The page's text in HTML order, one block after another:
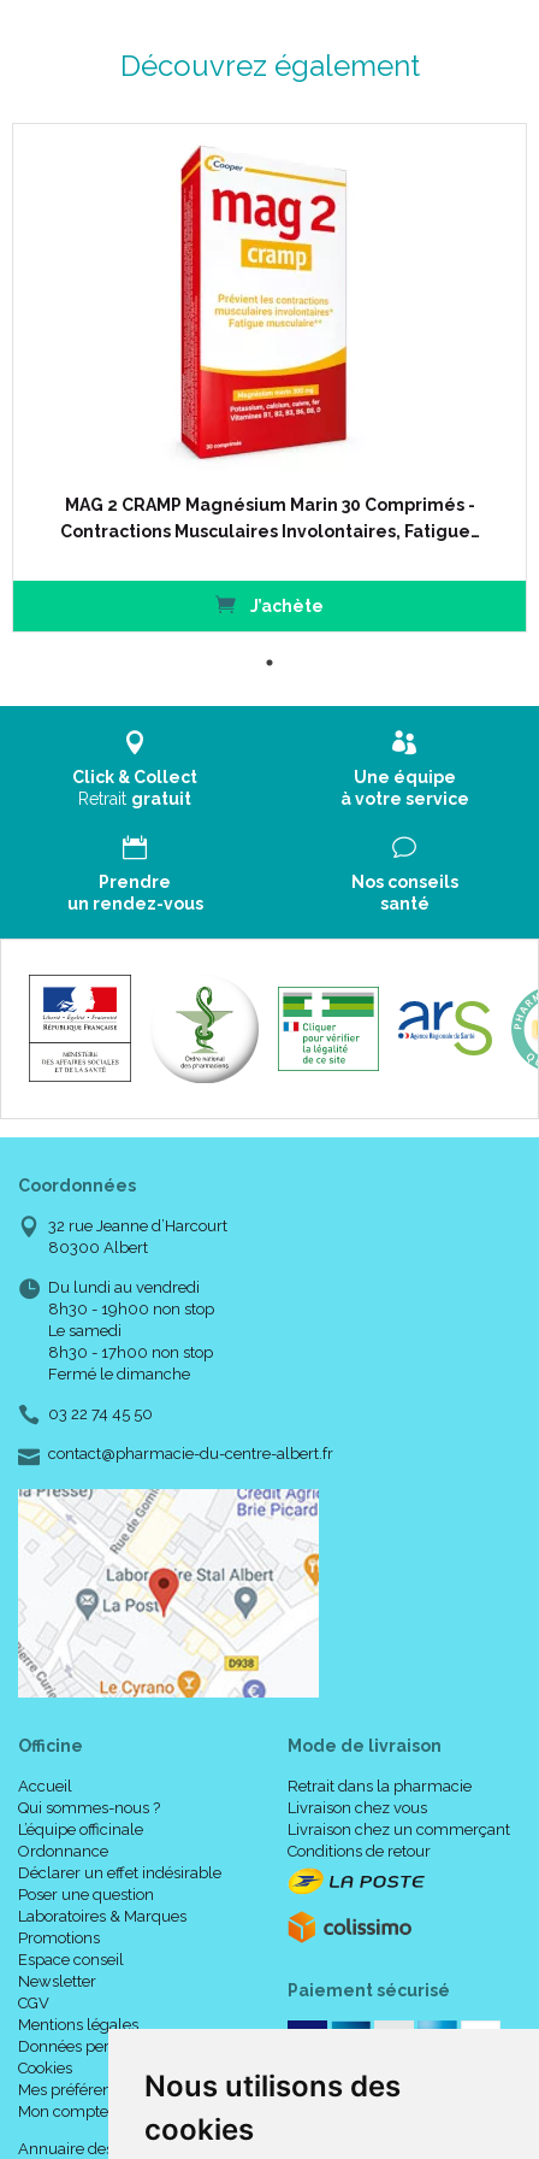
Nous utilisons des
cookies
Découvrez également
MAG 2 CRAMP Magnésium Marin 30 Comprimés -
Contractions Musculaires Involontaires, Fatigue…
J’achète
Click & Collect
Retrait gratuit
Une équipe
à votre service
Prendre
un rendez-vous
Nos conseils
santé
Coordonnées
32 rue Jeanne d’Harcourt
80300 Albert
Du lundi au vendredi
8h30 - 19h00 non stop
Le samedi
8h30 - 17h00 non stop
Fermé le dimanche
03 22 74 45 50
contact-
@-
pharmacie-du-centre-albert.fr
Officine
Accueil
Qui sommes-nous ?
L’équipe officinale
Ordonnance
Déclarer un effet indésirable
Poser une question
Laboratoires & Marques
Promotions
Espace conseil
Newsletter
CGV
Mentions légales
Données personnelles
Cookies
Mes préférences Cookies
Mon compte
Annuaire des pharmacies
Mode de livraison
Retrait dans la pharmacie
Livraison chez vous
Livraison chez un commerçant
Conditions de retour
Paiement sécurisé